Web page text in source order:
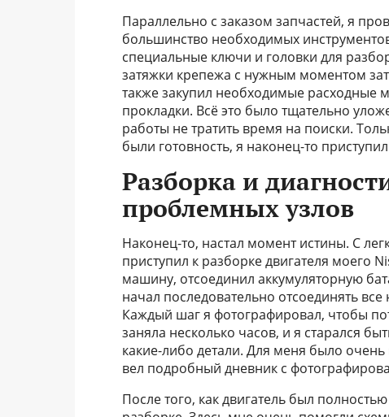
Параллельно с заказом запчастей, я
большинство необходимых
специальные ключи и головки для
затяжки крепежа с нужным моментом
также закупил необходимые расходные
прокладки. Всё это было тщательно
работы не тратить время на поиски.
были готовность, я наконец-то
Разборка и
проблемных узлов
Наконец-то, настал момент истины. С
приступил к разборке двигателя моего
машину, отсоединил аккумуляторную
начал последовательно отсоединять
Каждый шаг я фотографировал, чтобы
заняла несколько часов, и я старался
какие-либо детали. Для меня было
вел подробный дневник с
После того, как двигатель был